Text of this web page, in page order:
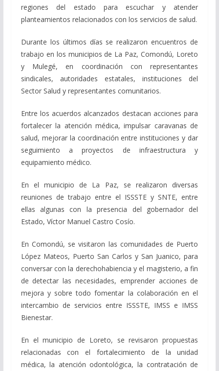
regiones del estado para escuchar y atender
planteamientos relacionados con los servicios de salud.
Durante los últimos días se realizaron encuentros de
trabajo en los municipios de La Paz, Comondú, Loreto
y Mulegé, en coordinación con representantes
sindicales, autoridades estatales, instituciones del
Sector Salud y representantes comunitarios.
Entre los acuerdos alcanzados destacan acciones para
fortalecer la atención médica, impulsar caravanas de
salud, mejorar la coordinación entre instituciones y dar
seguimiento a proyectos de infraestructura y
equipamiento médico.
En el municipio de La Paz, se realizaron diversas
reuniones de trabajo entre el ISSSTE y SNTE, entre
ellas algunas con la presencia del gobernador del
Estado, Víctor Manuel Castro Cosío.
En Comondú, se visitaron las comunidades de Puerto
López Mateos, Puerto San Carlos y San Juanico, para
conversar con la derechohabiencia y el magisterio, a fin
de detectar las necesidades, emprender acciones de
mejora y sobre todo fomentar la colaboración en el
intercambio de servicios entre ISSSTE, IMSS e IMSS
Bienestar.
En el municipio de Loreto, se revisaron propuestas
relacionadas con el fortalecimiento de la unidad
médica, la atención odontológica, la contratación de